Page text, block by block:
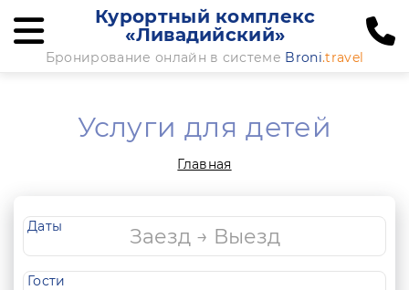
Курортный комплекс
«Ливадийский»
Бронирование онлайн в системе Broni.travel
Услуги для детей
Главная
Даты
Гости